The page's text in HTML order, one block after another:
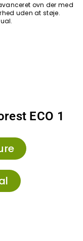
ovn der med
uden at støje.
ECO 1